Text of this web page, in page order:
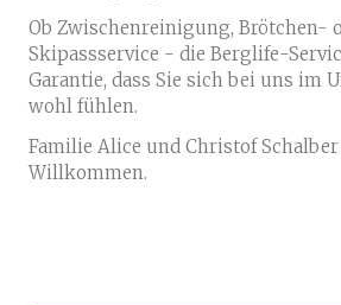
Ob Zwischenreinigung, Brötchen-
Skipassservice - die Berglife-
Garantie, dass Sie sich bei uns im
wohl fühlen.
Familie Alice und Christof
Willkommen.